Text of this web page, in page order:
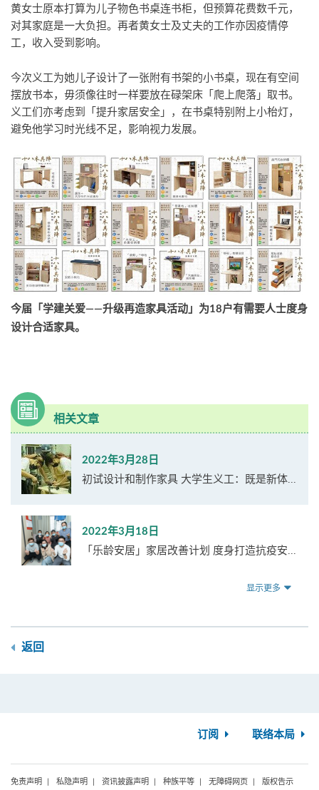
黄女士原本打算为儿子物色书桌连书柜，但预算花费数千元，
对其家庭是一大负担。再者黄女士及丈夫的工作亦因疫情停
工，收入受到影响。
今次义工为她儿子设计了一张附有书架的小书桌，现在有空间
摆放书本，毋须像往时一样要放在碌架床「爬上爬落」取书。
义工们亦考虑到「提升家居安全」，在书桌特别附上小枱灯，
避免他学习时光线不足，影响视力发展。
今届「学建关爱——升级再造家具活动」为18户有需要人士度身
设计合适家具。
相关文章
2022年3月28日
初试设计和制作家具 大学生义工：既是新体...
2022年3月18日
「乐龄安居」家居改善计划 度身打造抗疫安...
显示更多
返回
订阅 联络本局
免责声明 私隐声明 资讯披露声明 种族平等 无障碍网页 版权告示